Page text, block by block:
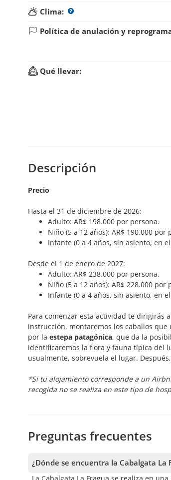
Clima:
Política de anulación y
Qué llevar:
Descripción
Precio
Hasta el 31 de diciembre de 2026:
Adulto: AR$ 198.000 por persona.
Niño (5 a 12 años): AR$ 190.000 por
Infante (0 a 4 años, sin asiento, en
Desde el 1 de enero de 2027:
Adulto: AR$ 238.000 por persona.
Niño (5 a 12 años): AR$ 228.000 por
Infante (0 a 4 años, sin asiento, en
Para comenzar esta actividad te dirigirás
instrucción, montaremos los caballos
por la estepa patagónica, que da la
identificaremos la flora y fauna típica del
usualmente, sobrevuela el lugar.
*Si tu alojamiento corresponde a un
recogida no se realiza en este tipo de
Preguntas frecuentes
¿Dónde se encuentra la Cabalgata